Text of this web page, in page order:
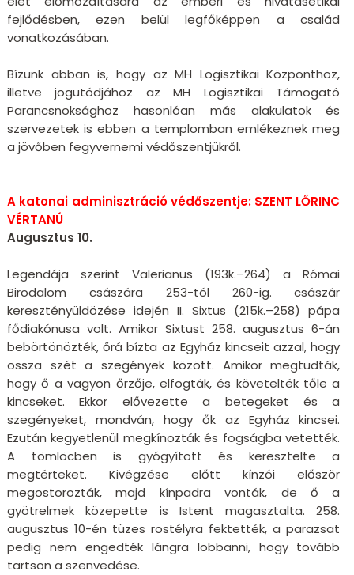
fejlődésben, ezen belül legfőképpen a család
vonatkozásában.
Bízunk abban is, hogy az MH Logisztikai Központhoz,
illetve jogutódjához az MH Logisztikai Támogató
Parancsnoksághoz hasonlóan más alakulatok és
szervezetek is ebben a templomban emlékeznek meg
a jövőben fegyvernemi védőszentjükről.
A katonai adminisztráció védőszentje: SZENT LŐRINC
VÉRTANÚ
Augusztus 10.
Legendája szerint Valerianus (193k.–264) a Római
Birodalom császára 253-tól 260-ig. császár
keresztényüldözése idején II. Sixtus (215k.–258) pápa
fődiakónusa volt. Amikor Sixtust 258. augusztus 6-án
bebörtönözték, őrá bízta az Egyház kincseit azzal, hogy
ossza szét a szegények között. Amikor megtudták,
hogy ő a vagyon őrzője, elfogták, és követelték tőle a
kincseket. Ekkor elővezette a betegeket és a
szegényeket, mondván, hogy ők az Egyház kincsei.
Ezután kegyetlenül megkínozták és fogságba vetették.
A tömlöcben is gyógyított és keresztelte a
megtérteket. Kivégzése előtt kínzói először
megostorozták, majd kínpadra vonták, de ő a
gyötrelmek közepette is Istent magasztalta. 258.
augusztus 10-én tüzes rostélyra fektették, a parazsat
pedig nem engedték lángra lobbanni, hogy tovább
tartson a szenvedése.